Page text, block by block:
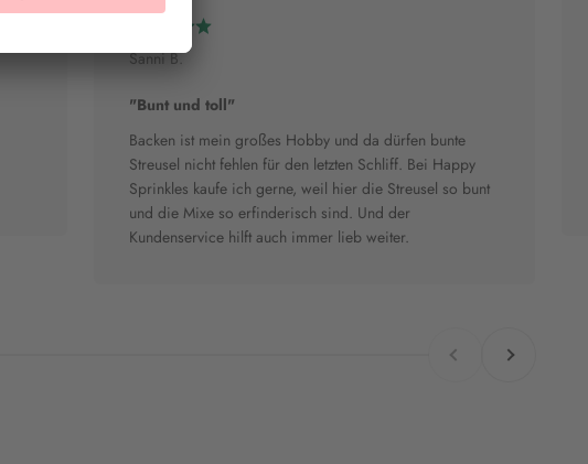
Sanni B.
"Bunt und toll"
Backen ist mein großes Hobby und da dürfen bunte
Streusel nicht fehlen für den letzten Schliff. Bei Happy
Sprinkles kaufe ich gerne, weil hier die Streusel so bunt
und die Mixe so erfinderisch sind. Und der
Kundenservice hilft auch immer lieb weiter.